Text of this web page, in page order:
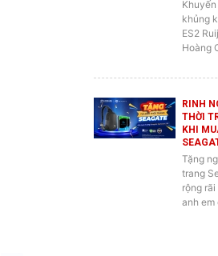
khủng
ES2
Hoàng
RINH
THỜI
KHI
Tặng
trang
rộng
anh